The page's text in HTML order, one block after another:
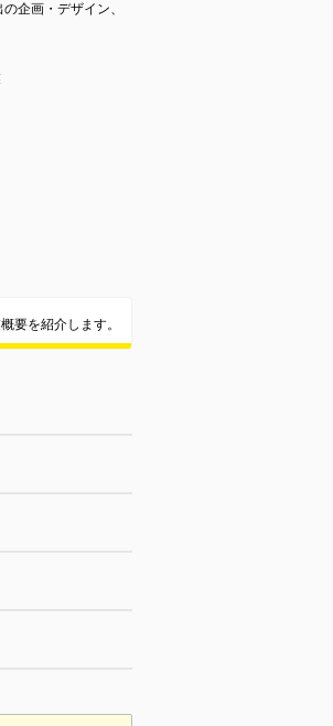
企画・デザイン、
要を紹介します。